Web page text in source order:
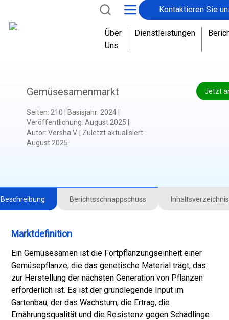
Kontaktieren Sie
Über
Uns
Dienstleistungen
Jetzt
Gemüsesamenmarkt
Seiten: 210 Basisjahr: 2024
Veröffentlichung: August 2025
Autor: Versha V. Zuletzt aktualisiert:
August 2025
Beschreibung Berichtsschnappschuss Inhaltsverzeichnis
Marktdefinition
Ein Gemüsesamen ist die Fortpflanzungseinheit einer
Gemüsepflanze, die das genetische Material trägt, das
zur Herstellung der nächsten Generation von Pflanzen
erforderlich ist. Es ist der grundlegende Input im
Gartenbau, der das Wachstum, die Ertrag, die
Ernährungsqualität und die Resistenz gegen Schädlinge